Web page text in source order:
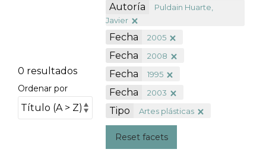
0 resultados
Ordenar por
Autoría
Puldain Huarte,
Javier
Fecha 2005
Fecha 2008
Fecha 1995
Fecha 2003
Tipo Artes plásticas
Reset facets